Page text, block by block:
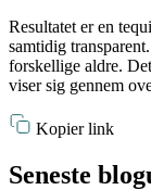
Resultatet er en
samtidig
forskellige aldre.
viser sig gennem
Kopier link
Seneste